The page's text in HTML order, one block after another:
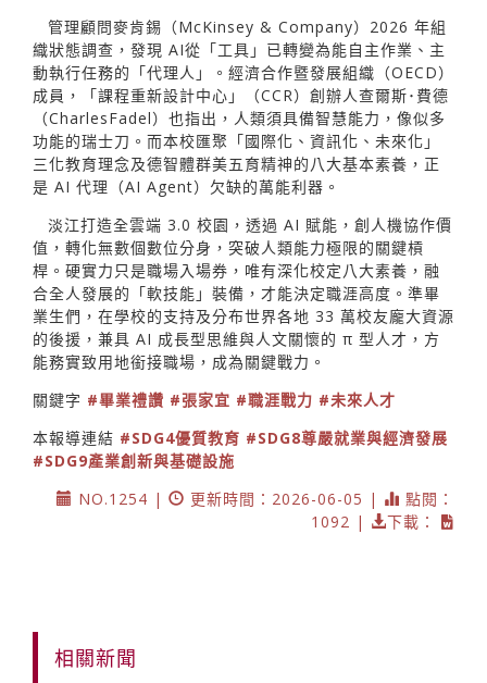
管理顧問麥肯錫（McKinsey & Company）2026 年組
織狀態調查，發現 AI從「工具」已轉變為能自主作業、主
動執行任務的「代理人」。經濟合作暨發展組織（OECD）
成員，「課程重新設計中心」（CCR）創辦人查爾斯･費德
（CharlesFadel）也指出，人類須具備智慧能力，像似多
功能的瑞士刀。而本校匯聚「國際化、資訊化、未來化」
三化教育理念及德智體群美五育精神的八大基本素養，正
是 AI 代理（AI Agent）欠缺的萬能利器。
淡江打造全雲端 3.0 校園，透過 AI 賦能，創人機協作價
值，轉化無數個數位分身，突破人類能力極限的關鍵槓
桿。硬實力只是職場入場券，唯有深化校定八大素養，融
合全人發展的「軟技能」裝備，才能決定職涯高度。準畢
業生們，在學校的支持及分布世界各地 33 萬校友龐大資源
的後援，兼具 AI 成長型思維與人文關懷的 π 型人才，方
能務實致用地銜接職場，成為關鍵戰力。
關鍵字 #畢業禮讚 #張家宜 #職涯戰力 #未來人才
本報導連結 #SDG4優質教育 #SDG8尊嚴就業與經濟發展
#SDG9產業創新與基礎設施
NO.1254 |
更新時間：2026-06-05 |
點閱：
1092 |
下載：
相關新聞